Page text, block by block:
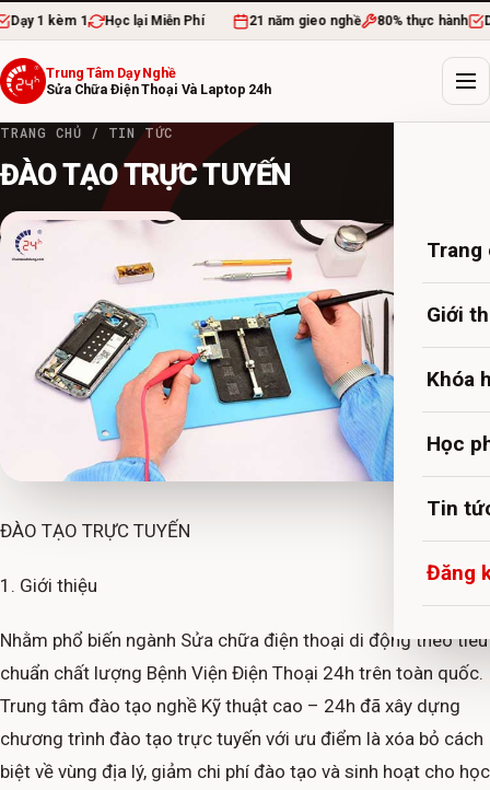
1 kèm 1 Học lại Miễn Phí 21 năm gieo nghề 80% thực hành
Trung Tâm Dạy Nghề
Sửa Chữa Điện Thoại Và Laptop 24h
Trang
Giới
Khóa
Học
Tin
Đăng
TRANG CHỦ / TIN TỨC
ĐÀO TẠO TRỰC TUYẾN
Chương trình đào tạo 20 TH8, 2020·admin·3 PHÚT ĐỌC
ĐÀO TẠO TRỰC TUYẾN
1. Giới thiệu
Nhằm phổ biến ngành Sửa chữa điện thoại di động theo tiêu
chuẩn chất lượng Bệnh Viện Điện Thoại 24h trên toàn quốc.
Trung tâm đào tạo nghề Kỹ thuật cao – 24h đã xây dựng
chương trình đào tạo trực tuyến với ưu điểm là xóa bỏ cách
biệt về vùng địa lý, giảm chi phí đào tạo và sinh hoạt cho học